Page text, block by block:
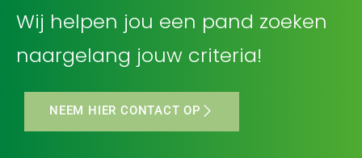
Wij helpen jou een pand zoeken
naargelang jouw criteria!
NEEM HIER CONTACT OP